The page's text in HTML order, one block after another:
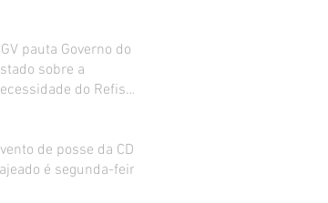
pauta Governo do
sobre a
do Refis
de posse da CDL
é segunda-feira